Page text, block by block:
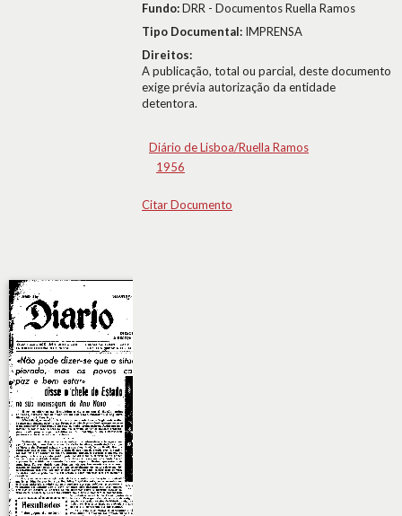
Fundo:DRR - Documentos Ruella Ramos
Tipo Documental: IMPRENSA
Direitos:
A publicação, total ou parcial, deste documento
exige prévia autorização da entidade
detentora.
Diário de Lisboa/Ruella Ramos
1956
Citar Documento